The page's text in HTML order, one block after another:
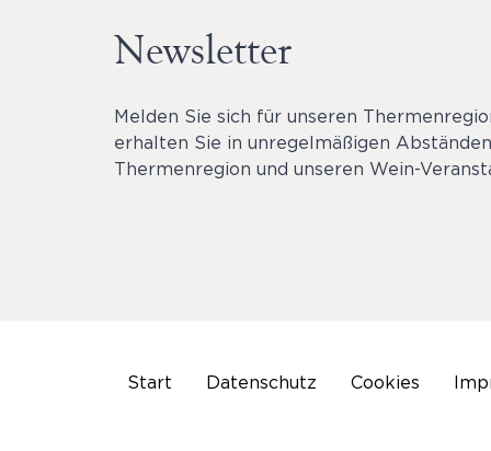
Newsletter
Melden Sie sich für unseren
erhalten Sie in unregelmäßigen
Thermenregion und unseren Wein-
Start Datenschutz Cookies